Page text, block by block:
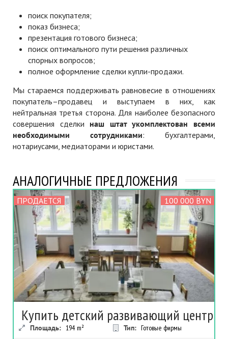
поиск покупателя;
показ бизнеса;
презентация готового бизнеса;
поиск оптимального пути решения различных
спорных вопросов;
полное оформление сделки купли-продажи.
Мы стараемся поддерживать равновесие в отношениях
покупатель–продавец и выступаем в них, как
нейтральная третья сторона. Для наиболее безопасного
совершения сделки наш штат укомплектован всеми
необходимыми сотрудниками: бухгалтерами,
нотариусами, медиаторами и юристами.
АНАЛОГИЧНЫЕ ПРЕДЛОЖЕНИЯ
ПРОДАЕТСЯ 100 000 BYN
Купить детский развивающий центр
Площадь: 194 m² Тип: Готовые фирмы